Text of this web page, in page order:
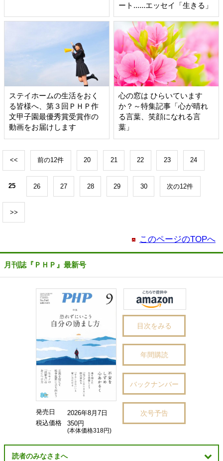
ート......エッセイ「生きる」
ステイホームの生活をおく
る皆様へ、第３回ＰＨＰ作
文甲子園最優秀賞受賞作の
動画をお届けします
心の窓は ひらいています
か？～特集記事「心が晴れ
る言葉、笑顔になれる言
葉」
<< 前の12件 20 21 22 23 24
25 26 27 28 29 30 次の12件
>>
このページのTOPへ
月刊誌『ＰＨＰ』最新号
発売日
2026年8月7日
税込価格
350円
(本体価格318円)
目次をみる
年間購読
バックナンバー
次号予告
読者のみなさまへ